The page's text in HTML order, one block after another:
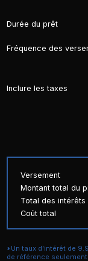
Durée du prêt
Fréquence des
Inclure les taxes
Versement
Montant total du
Total des intérêts
Coût total
*Un taux d’intérêt de
de référence